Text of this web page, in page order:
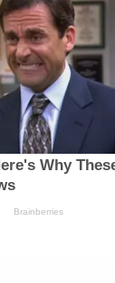
Why
Brainberries